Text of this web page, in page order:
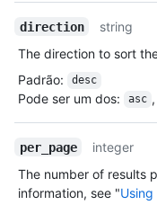
direction
string
The direction to sort
Padrão: desc
Pode ser um dos: asc ,
per_page
integer
The number of results
information, see "Using